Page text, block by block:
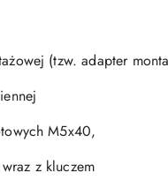
(tzw. adapter
M5x40,
z kluczem